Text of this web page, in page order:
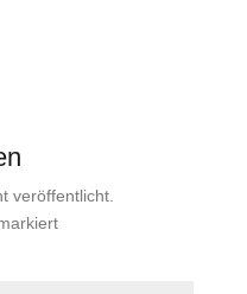
veröffentlicht.